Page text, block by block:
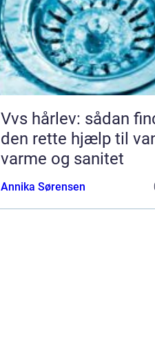
Vvs hårlev: sådan
den rette hjælp til
varme og sanitet
Annika Sørensen